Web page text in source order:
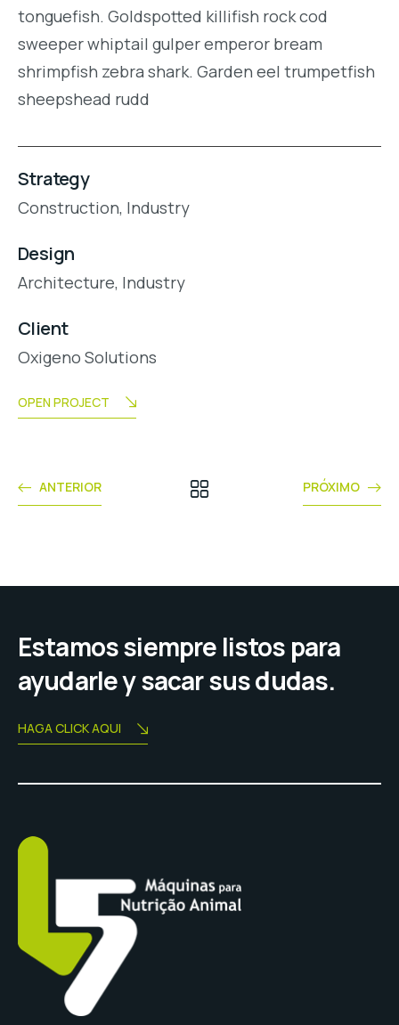
tonguefish. Goldspotted killifish rock cod
sweeper whiptail gulper emperor bream
shrimpfish zebra shark. Garden eel trumpetfish
sheepshead rudd
Strategy
Construction, Industry
Design
Architecture, Industry
Client
Oxigeno Solutions
OPEN PROJECT
ANTERIOR PRÓXIMO
Estamos siempre listos para
ayudarle y sacar sus dudas.
HAGA CLICK AQUI